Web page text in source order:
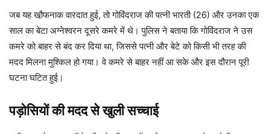
जब यह खौ़फनाक वारदात हुई, तो गोविंदराज की पत्नी भारती (26) और उनका एक
साल का बेटा अग्नेश्वरन दूसरे कमरे में थे। पुलिस ने बताया कि गोविंदराज ने उस
कमरे को बाहर से बंद कर दिया था, जिससे पत्नी और बेटे को किसी भी तरह की
मदद मिलना मुश्किल हो गया। वे कमरे से बाहर नहीं आ सके और इस दौरान पूरी
घटना घटित हुई।
पड़ोसियों की मदद से खुली सच्चाई